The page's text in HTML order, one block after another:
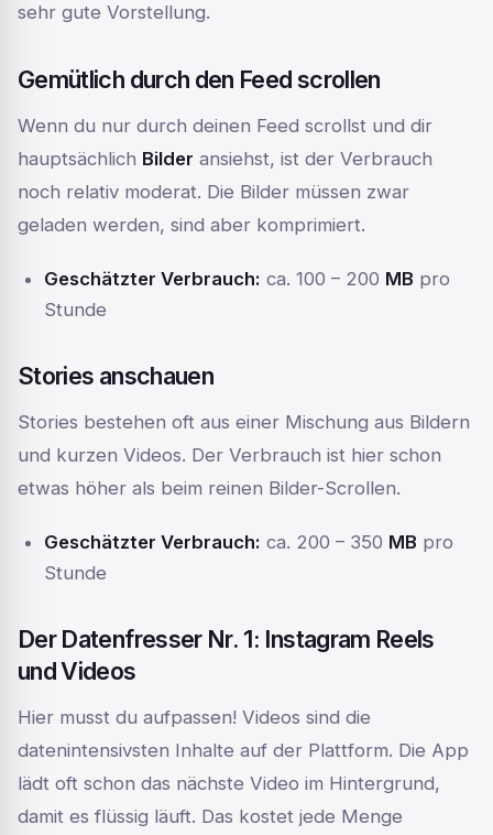
sehr gute Vorstellung.
Gemütlich durch den Feed scrollen
Wenn du nur durch deinen Feed scrollst und dir
hauptsächlich Bilder ansiehst, ist der Verbrauch
noch relativ moderat. Die Bilder müssen zwar
geladen werden, sind aber komprimiert.
Geschätzter Verbrauch: ca. 100 – 200 MB pro
Stunde
Stories anschauen
Stories bestehen oft aus einer Mischung aus Bildern
und kurzen Videos. Der Verbrauch ist hier schon
etwas höher als beim reinen Bilder-Scrollen.
Geschätzter Verbrauch: ca. 200 – 350 MB pro
Stunde
Der Datenfresser Nr. 1: Instagram Reels
und Videos
Hier musst du aufpassen! Videos sind die
datenintensivsten Inhalte auf der Plattform. Die App
lädt oft schon das nächste Video im Hintergrund,
damit es flüssig läuft. Das kostet jede Menge